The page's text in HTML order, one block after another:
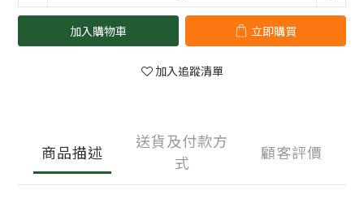
加入購物車 立即購買
加入追蹤清單
商品描述
送貨及付款方
式
顧客評價